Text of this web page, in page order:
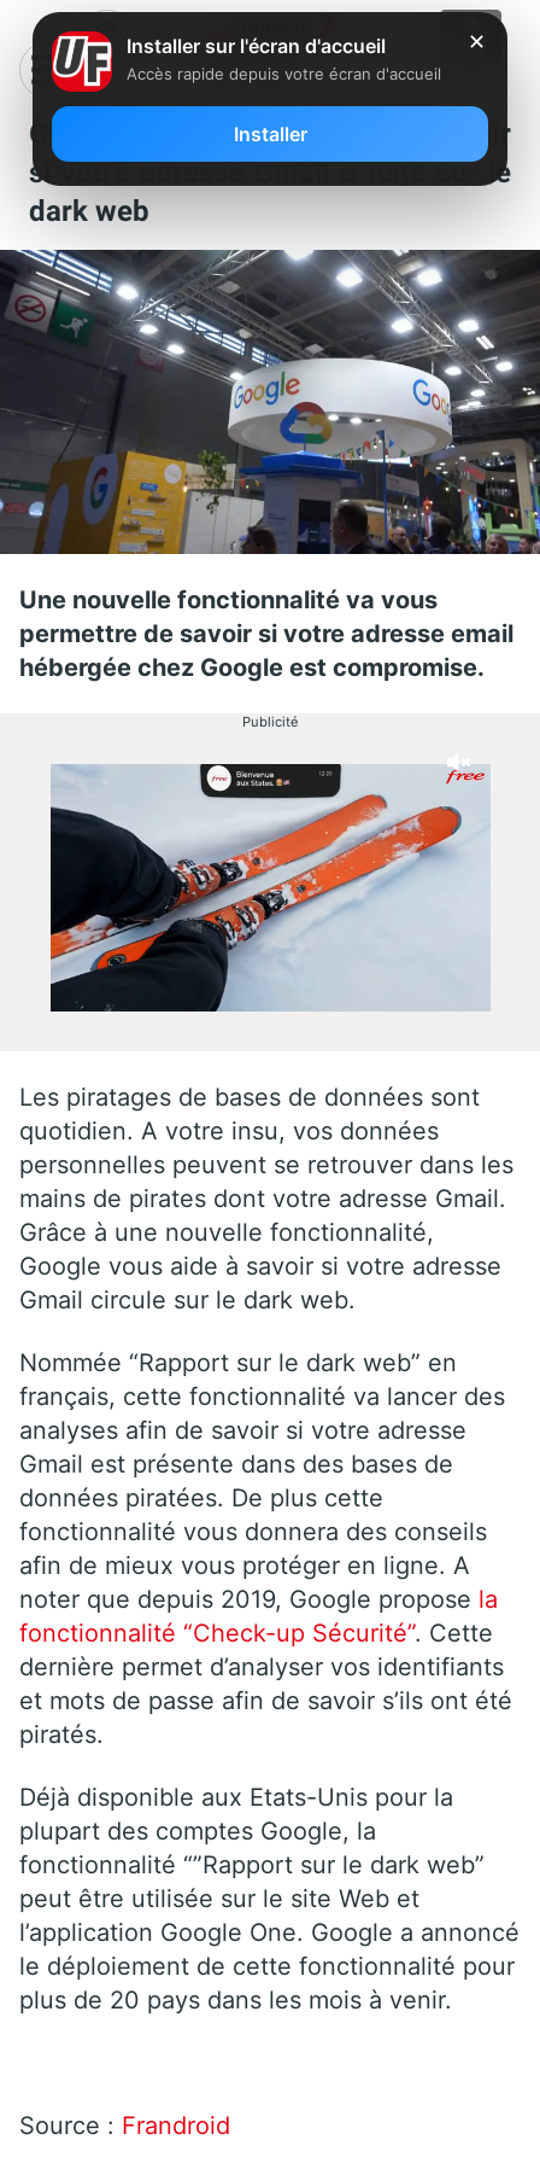
Google va vous permettre de savoir
si votre adresse Gmail a fuité sur le
dark web
Une nouvelle fonctionnalité va vous
permettre de savoir si votre adresse email
hébergée chez Google est compromise.
Publicité
Les piratages de bases de données sont
quotidien. A votre insu, vos données
personnelles peuvent se retrouver dans les
mains de pirates dont votre adresse Gmail.
Grâce à une nouvelle fonctionnalité,
Google vous aide à savoir si votre adresse
Gmail circule sur le dark web.
Nommée “Rapport sur le dark web” en
français, cette fonctionnalité va lancer des
analyses afin de savoir si votre adresse
Gmail est présente dans des bases de
données piratées. De plus cette
fonctionnalité vous donnera des conseils
afin de mieux vous protéger en ligne. A
noter que depuis 2019, Google propose la
fonctionnalité “Check-up Sécurité”. Cette
dernière permet d’analyser vos identifiants
et mots de passe afin de savoir s’ils ont été
piratés.
Déjà disponible aux Etats-Unis pour la
plupart des comptes Google, la
fonctionnalité “”Rapport sur le dark web”
peut être utilisée sur le site Web et
l’application Google One. Google a annoncé
le déploiement de cette fonctionnalité pour
plus de 20 pays dans les mois à venir.
Source : Frandroid
✕
Installer sur l'écran d'accueil
Accès rapide depuis votre écran d'accueil
Installer